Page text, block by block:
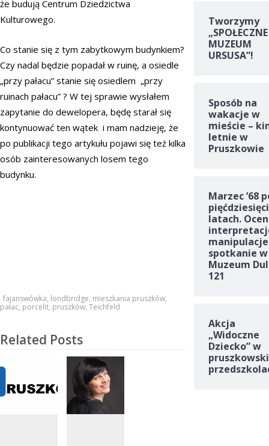
że budują Centrum Dziedzictwa
Kulturowego.
Co stanie się z tym zabytkowym budynkiem?
Czy nadal będzie popadał w ruinę, a osiedle
„przy pałacu” stanie się osiedlem „przy
ruinach pałacu” ? W tej sprawie wysłałem
zapytanie do dewelopera, będę starał się
kontynuować ten wątek i mam nadzieję, że
po publikacji tego artykułu pojawi się też kilka
osób zainteresowanych losem tego
budynku.
fajanswówka, londbridge, mieszkania pruszków,
pałac, porcelit, pruszków, Teichfeld
Related Posts
Tworzymy
„SPOŁECZNE
MUZEUM
URSUSA”!
Sposób na
wakacje w
mieście –
letnie w
Pruszkowie
Marzec ’68
latach.
spotkanie w
Muzeum
121
Akcja
„Widoczne
Dziecko” w